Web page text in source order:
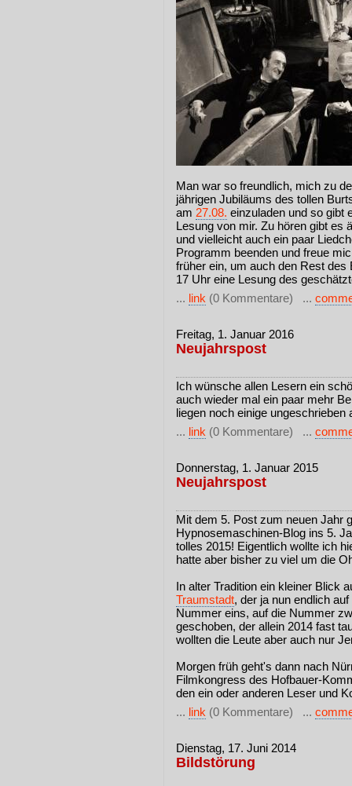
Man war so freundlich, mich zu
jährigen Jubiläums des tollen
am 27.08. einzuladen und so gibt
Lesung von mir. Zu hören gibt es
und vielleicht auch ein paar
Programm beenden und freue
früher ein, um auch den Rest
17 Uhr eine Lesung des
... link (0 Kommentare) ...
Freitag, 1. Januar 2016
Neujahrspost
Ich wünsche allen Lesern ein
auch wieder mal ein paar mehr
liegen noch einige ungeschrieben
... link (0 Kommentare) ...
Donnerstag, 1. Januar 2015
Neujahrspost
Mit dem 5. Post zum neuen Jahr
Hypnosemaschinen-Blog ins 5.
tolles 2015! Eigentlich wollte ich
hatte aber bisher zu viel um die
In alter Tradition ein kleiner Blick
Traumstadt, der ja nun endlich
Nummer eins, auf die Nummer
geschoben, der allein 2014 fast
wollten die Leute aber auch nur
Morgen früh geht's dann nach
Filmkongress des Hofbauer-
den ein oder anderen Leser und
... link (0 Kommentare) ...
Dienstag, 17. Juni 2014
Bildstörung